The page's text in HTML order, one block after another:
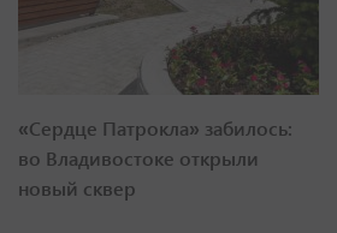
«Сердце Патрокла» забилось:
во Владивостоке открыли
новый сквер